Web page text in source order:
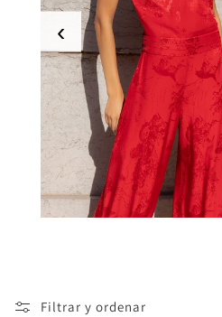
‹
Filtrar y ordenar